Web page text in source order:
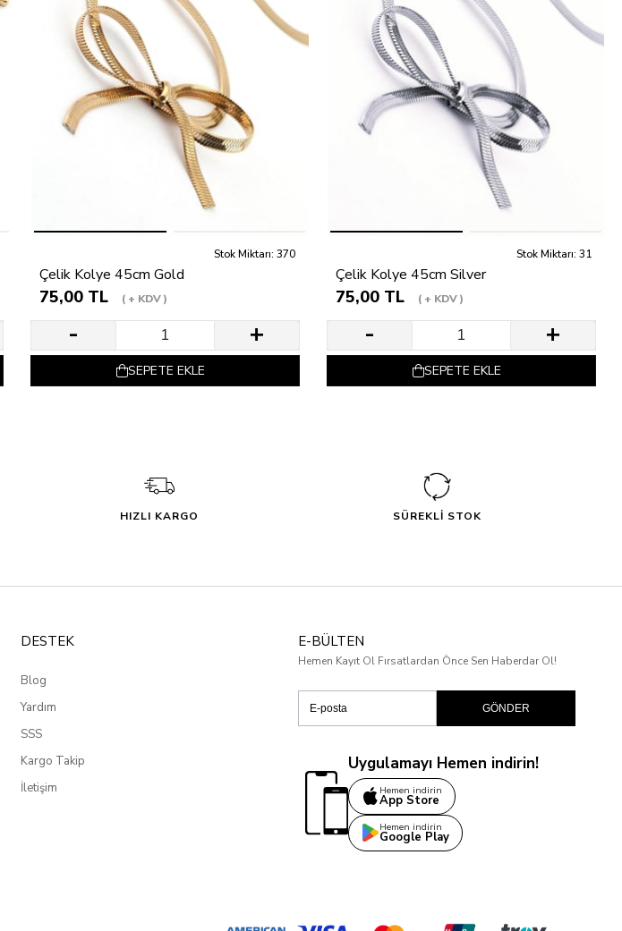
Stok Miktarı: 370
Çelik Kolye 45cm Gold
75,00 TL + KDV
SEPETE EKLE
Stok Miktarı: 31
Çelik Kolye 45cm Silver
75,00 TL + KDV
SEPETE EKLE
HIZLI KARGO SÜREKLİ STOK
DESTEK
Blog
Yardım
SSS
Kargo Takip
İletişim
E-BÜLTEN
Hemen Kayıt Ol Fırsatlardan Önce Sen Haberdar Ol!
GÖNDER
Uygulamayı Hemen indirin!
Hemen indirin
App Store
Hemen indirin
Google Play